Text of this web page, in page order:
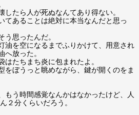
たら人が死ぬなんてあり得ない。
あることは絶対に本当なんだと思っ
思ったんだ。
を空になるまでふりかけて、用意され
へ放った。
たちまち炎に包まれたよ。
ぼうっと眺めながら、鍵が開くのをま
う時間感覚なんかはなかったけど、人
２分くらいだろう。